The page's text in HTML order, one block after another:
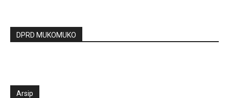
DPRD MUKOMUKO
Arsip